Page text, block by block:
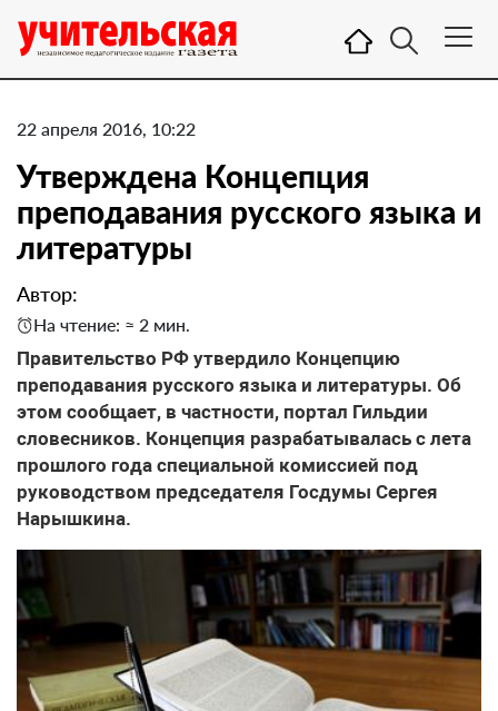
22 апреля 2016, 10:22
Утверждена Концепция
преподавания русского языка и
литературы
Автор:
На чтение: ≈ 2 мин.
Правительство РФ утвердило Концепцию
преподавания русского языка и литературы. Об
этом сообщает, в частности, портал Гильдии
словесников. Концепция разрабатывалась с лета
прошлого года специальной комиссией под
руководством председателя Госдумы Сергея
Нарышкина.